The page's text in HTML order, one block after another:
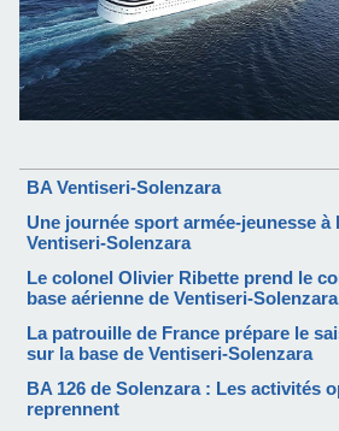
BA Ventiseri-Solenzara
Une journée sport armée-jeunesse à
Ventiseri-Solenzara
Le colonel Olivier Ribette prend le
base aérienne de Ventiseri-Solenzara
La patrouille de France prépare le
sur la base de Ventiseri-Solenzara
BA 126 de Solenzara : Les activités
reprennent